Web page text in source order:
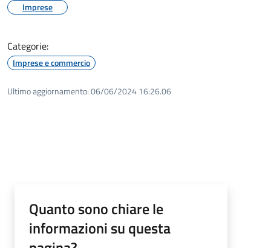
Imprese
Categorie:
Imprese e commercio
Ultimo aggiornamento:06/06/2024 16:26.06
Quanto sono chiare le
informazioni su questa